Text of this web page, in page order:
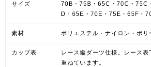
サイズ
70B・75B・65C・70C・75C
D・65E・70E・75E・65F・
素材 ポリエステル・ナイロン・ポリ
カップ表
レース縦ダーツ仕様。レース
重ねています。